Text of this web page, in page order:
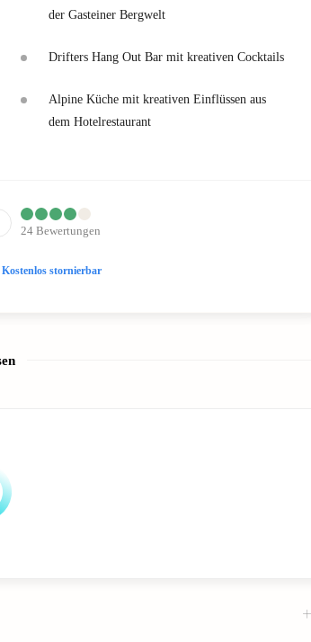
der Gasteiner Bergwelt
Drifters Hang Out Bar mit kreativen Cocktails
Alpine Küche mit kreativen Einflüssen aus
dem Hotelrestaurant
24 Bewertungen
Kostenlos stornierbar